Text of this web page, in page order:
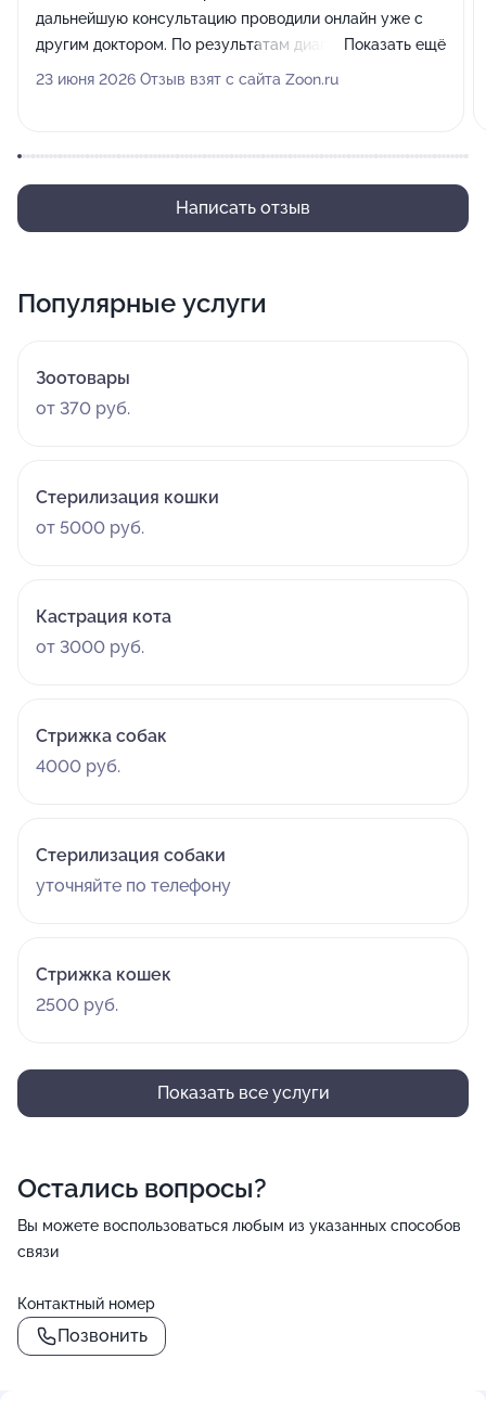
дальнейшую консультацию проводили онлайн уже с
другим доктором. По результатам диагностики
выявили грибковый отит и назначили лечение. Сейчас
Показать ещё
23 июня 2026 Отзыв взят с сайта Zoon.ru
Написать отзыв
Популярные услуги
Зоотовары
от 370 руб.
Стерилизация кошки
от 5000 руб.
Кастрация кота
от 3000 руб.
Стрижка собак
4000 руб.
Стерилизация собаки
уточняйте по телефону
Стрижка кошек
2500 руб.
Показать все услуги
Остались вопросы?
Вы можете воспользоваться любым из указанных способов
связи
Контактный номер
Позвонить